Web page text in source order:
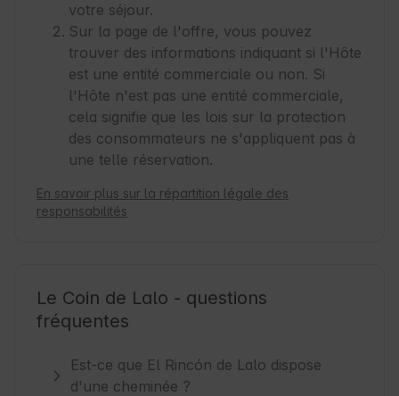
votre séjour.
Sur la page de l'offre, vous pouvez
trouver des informations indiquant si l'Hôte
est une entité commerciale ou non. Si
l'Hôte n'est pas une entité commerciale,
cela signifie que les lois sur la protection
des consommateurs ne s'appliquent pas à
une telle réservation.
En savoir plus sur la répartition légale des
responsabilités
Le Coin de Lalo - questions
fréquentes
Est-ce que El Rincón de Lalo dispose
d'une cheminée ?